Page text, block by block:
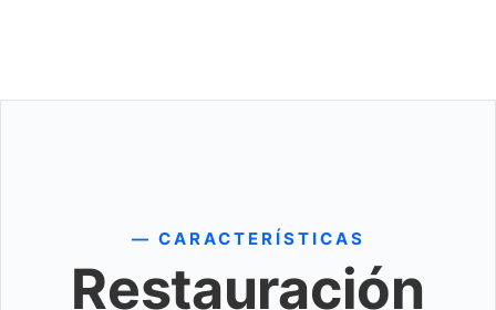
— CARACTERÍSTICAS
Restauración